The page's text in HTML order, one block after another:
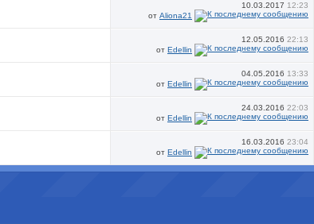
10.03.2017 12:23
от Aliona21
12.05.2016 22:13
от Edellin
04.05.2016 13:33
от Edellin
24.03.2016 22:03
от Edellin
16.03.2016 23:04
от Edellin